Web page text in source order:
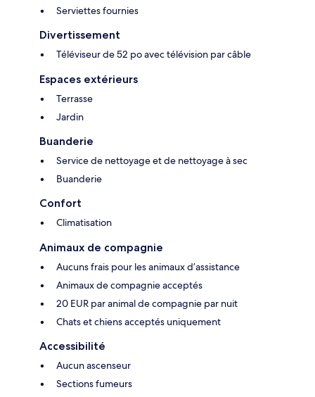
Serviettes fournies
Divertissement
Téléviseur de 52 po avec télévision par câble
Espaces extérieurs
Terrasse
Jardin
Buanderie
Service de nettoyage et de nettoyage à sec
Buanderie
Confort
Climatisation
Animaux de compagnie
Aucuns frais pour les animaux d’assistance
Animaux de compagnie acceptés
20 EUR par animal de compagnie par nuit
Chats et chiens acceptés uniquement
Accessibilité
Aucun ascenseur
Sections fumeurs